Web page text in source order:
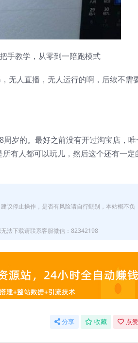
手教学，从零到一陪跑模式
无人直播，无人运行的啊，后续不需
岁的。最好之前没有开过淘宝店，唯
有人都可以玩儿，然后这个还有一定
议停止操作，是否有风险请自行甄别，本站概不负
法下载请联系客服微信：82342198
分享 收藏 点